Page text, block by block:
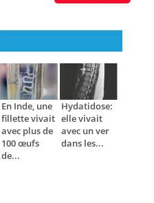
En Inde, une
fillette vivait
avec plus de
100 œufs
de...
Hydatidose:
elle vivait
avec un ver
dans les...